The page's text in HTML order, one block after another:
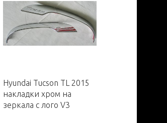
Hyundai Tucson TL 2015
накладки хром на
зеркала с лого V3